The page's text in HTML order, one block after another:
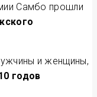
Самбо прошли
и женщины,
годов